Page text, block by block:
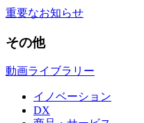
重要なお知らせ
その他
動画ライブラリー
イノベーション
DX